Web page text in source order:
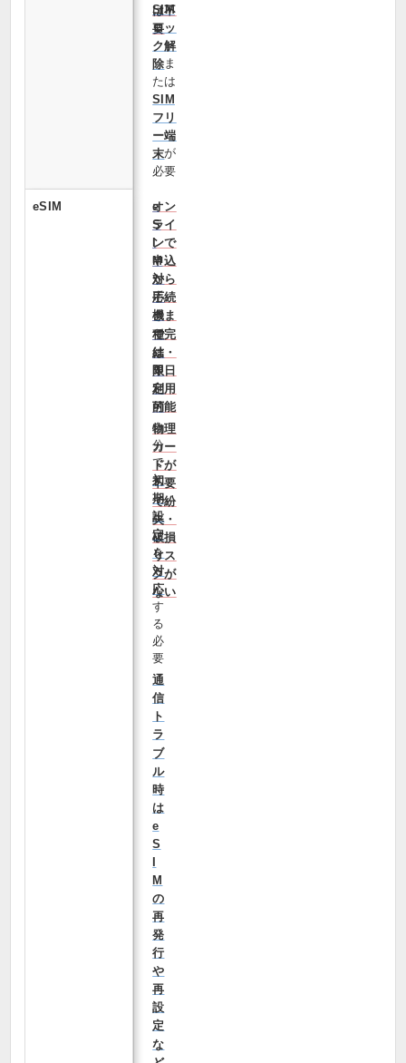
は不
要
SIM
ロッ
ク解
除 ま
たは
SIM
フリ
ー端
末が
必要
eSIM
オン
ライ
ンで
申込
から
手続
きま
で完
結・
即日
利用
可能
物理
カー
ドが
不要
で紛
失・
破損
リス
クが
ない
e
S
I
M
対
応
機
種
は
限
定
的
自
分
で
初
期
設
定
を
対
応
す
る
必
要
通
信
ト
ラ
ブ
ル
時
は
e
S
M
の
再
発
行
や
再
設
定
な